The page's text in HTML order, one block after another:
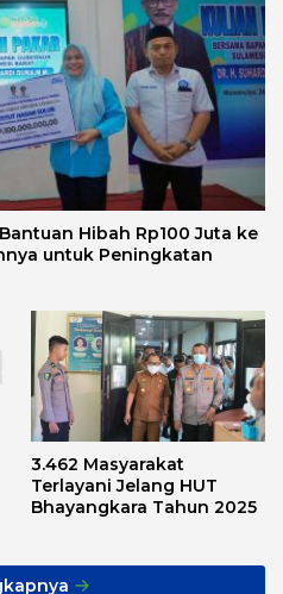
Hibah Rp100 Juta ke
untuk Peningkatan
3.462 Masyarakat
Terlayani Jelang HUT
Bhayangkara Tahun 2025